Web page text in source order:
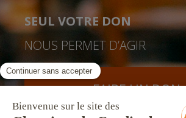
SEUL VOTRE DON
NOUS PERMET D’AGIR
FAIRE UN DON